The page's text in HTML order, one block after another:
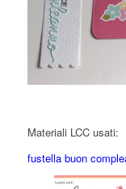
Materiali LCC usati:
fustella buon